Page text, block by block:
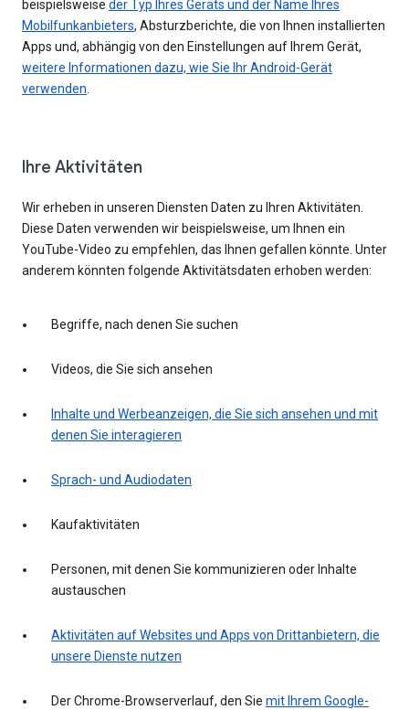
beispielsweise der Typ Ihres Geräts und der Name Ihres
Mobilfunkanbieters, Absturzberichte, die von Ihnen installierten
Apps und, abhängig von den Einstellungen auf Ihrem Gerät,
weitere Informationen dazu, wie Sie Ihr Android-Gerät
verwenden.
Ihre Aktivitäten
Wir erheben in unseren Diensten Daten zu Ihren Aktivitäten.
Diese Daten verwenden wir beispielsweise, um Ihnen ein
YouTube-Video zu empfehlen, das Ihnen gefallen könnte. Unter
anderem könnten folgende Aktivitätsdaten erhoben werden:
Begriffe, nach denen Sie suchen
Videos, die Sie sich ansehen
Inhalte und Werbeanzeigen, die Sie sich ansehen und mit
denen Sie interagieren
Sprach- und Audiodaten
Kaufaktivitäten
Personen, mit denen Sie kommunizieren oder Inhalte
austauschen
Aktivitäten auf Websites und Apps von Drittanbietern, die
unsere Dienste nutzen
Der Chrome-Browserverlauf, den Sie mit Ihrem Google-